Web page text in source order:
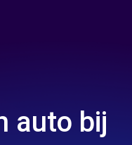
auto bij